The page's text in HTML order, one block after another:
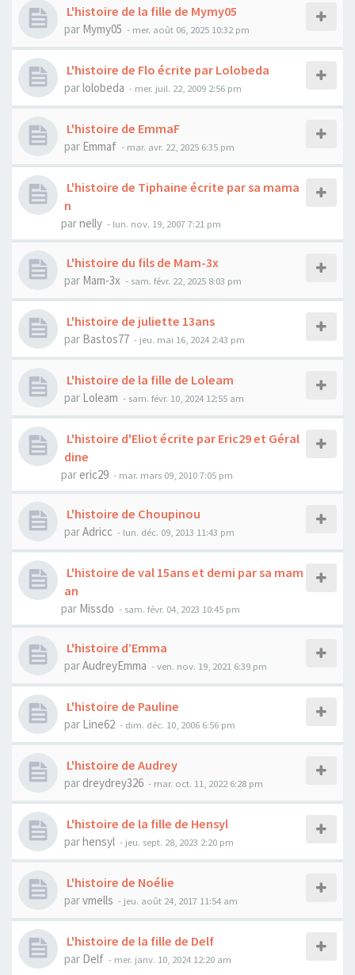
L'histoire de la fille de Mymy05
par Mymy05 - mer. août 06, 2025 10:32 pm
L'histoire de Flo écrite par Lolobeda
parlolobeda - mer. juil. 22, 2009 2:56 pm
L'histoire de EmmaF
par Emmaf - mar. avr. 22, 2025 6:35 pm
L'histoire de Tiphaine écrite par sa mama
n
parnelly - lun. nov. 19, 2007 7:21 pm
L'histoire du fils de Mam-3x
par Mam-3x - sam. févr. 22, 2025 8:03 pm
L'histoire de juliette 13ans
par Bastos77 - jeu. mai 16, 2024 2:43 pm
L'histoire de la fille de Loleam
par Loleam - sam. févr. 10, 2024 12:55 am
L'histoire d'Eliot écrite par Eric29 et Géral
dine
par eric29 - mar. mars 09, 2010 7:05 pm
L'histoire de Choupinou
parAdricc - lun. déc. 09, 2013 11:43 pm
L'histoire de val 15ans et demi par sa mam
an
par Missdo - sam. févr. 04, 2023 10:45 pm
L'histoire d’Emma
parAudreyEmma - ven. nov. 19, 2021 6:39 pm
L'histoire de Pauline
par Line62 - dim. déc. 10, 2006 6:56 pm
L'histoire de Audrey
par dreydrey326 - mar. oct. 11, 2022 6:28 pm
L'histoire de la fille de Hensyl
parhensyl - jeu. sept. 28, 2023 2:20 pm
L'histoire de Noélie
parvmells - jeu. août 24, 2017 11:54 am
L'histoire de la fille de Delf
par Delf - mer. janv. 10, 2024 12:20 am